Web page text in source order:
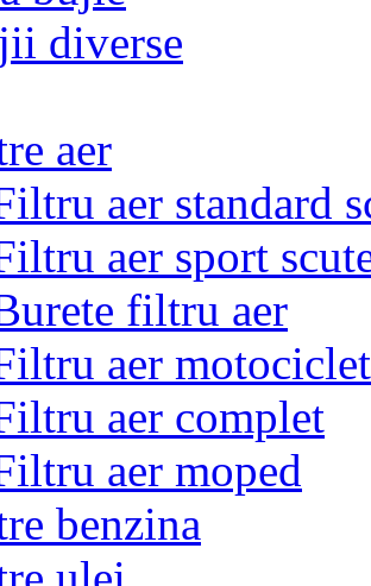
diverse
aer
aer standard
aer sport
filtru aer
aer
aer complet
aer moped
benzina